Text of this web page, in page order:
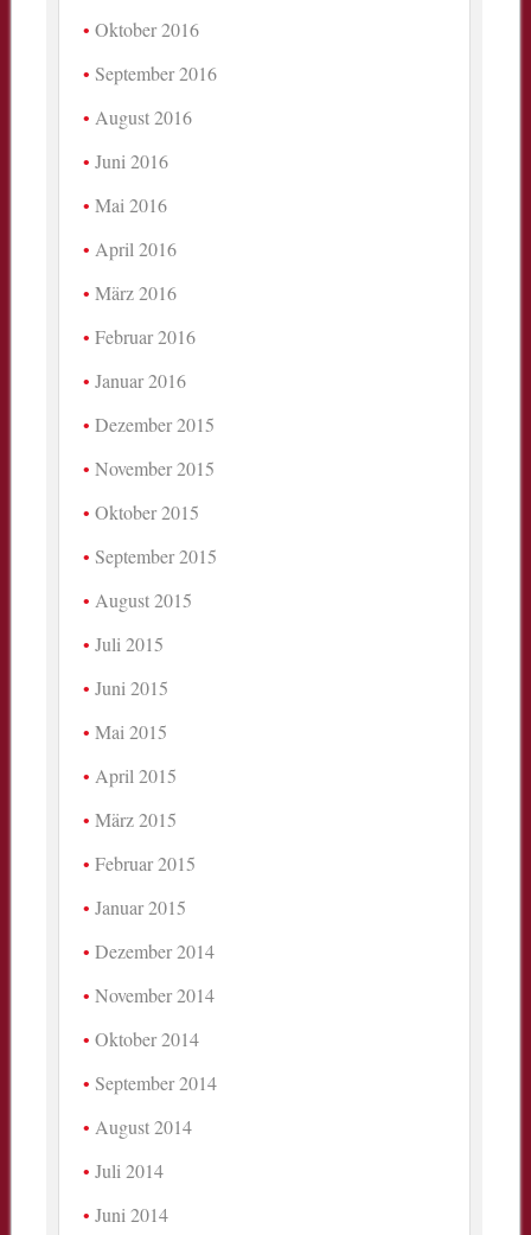
Oktober 2016
September 2016
August 2016
Juni 2016
Mai 2016
April 2016
März 2016
Februar 2016
Januar 2016
Dezember 2015
November 2015
Oktober 2015
September 2015
August 2015
Juli 2015
Juni 2015
Mai 2015
April 2015
März 2015
Februar 2015
Januar 2015
Dezember 2014
November 2014
Oktober 2014
September 2014
August 2014
Juli 2014
Juni 2014